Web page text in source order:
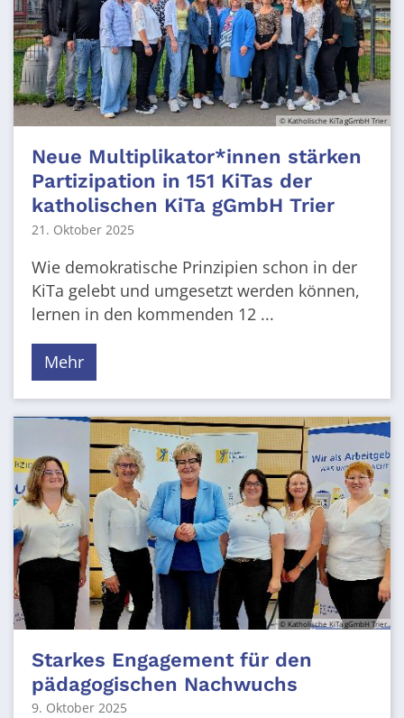
© Katholische KiTa gGmbH Trier
Neue Multiplikator*innen stärken
Partizipation in 151 KiTas der
katholischen KiTa gGmbH Trier
21. Oktober 2025
Wie demokratische Prinzipien schon in der
KiTa gelebt und umgesetzt werden können,
lernen in den kommenden 12 ...
Mehr
© Katholische KiTa gGmbH Trier
Starkes Engagement für den
pädagogischen Nachwuchs
9. Oktober 2025